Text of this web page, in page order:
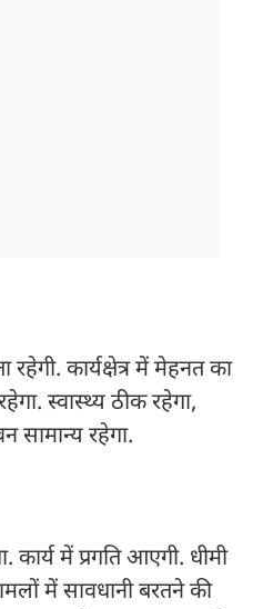
रहेगी. कार्यक्षेत्र में मेहनत का
स्वास्थ्य ठीक रहेगा,
सामान्य रहेगा.
कार्य में प्रगति आएगी. धीमी
में सावधानी बरतने की